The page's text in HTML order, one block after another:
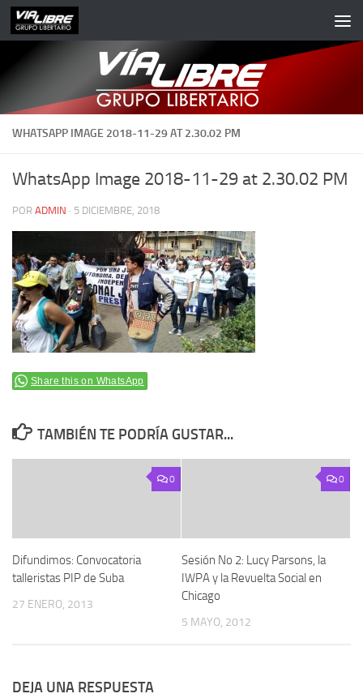
Saltar al contenido
WHATSAPP IMAGE 2018-11-29 AT 2.30.02 PM
WhatsApp Image 2018-11-29 at 2.30.02 PM
POR ADMIN · 5 DICIEMBRE, 2018
Share this on WhatsApp
TAMBIÉN TE PODRÍA GUSTAR...
0
Difundimos: Convocatoria
talleristas PIP de Suba
27 ENERO, 2013
0
Sesión No 2: Lucy Parsons, la
IWPA y la Revuelta Social en
Chicago
5 MAYO, 2012
DEJA UNA RESPUESTA